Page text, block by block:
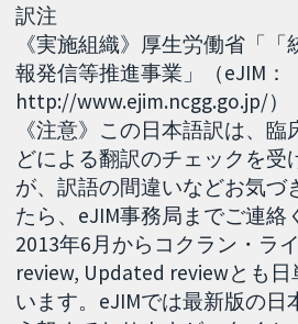
訳注
《実施組織》厚生労働省「
報発信等推進事業」（eJIM：
http://www.ejim.ncgg.go.jp/）
《注意》この日本語訳は、
どによる翻訳のチェックを受
が、訳語の間違いなどお気づ
たら、eJIM事務局までご連絡
2013年6月からコクラン・ラ
review, Updated reviewとも
います。eJIMでは最新版の日